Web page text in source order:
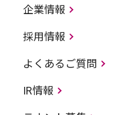
企業情報
採用情報
よくあるご質問
IR情報